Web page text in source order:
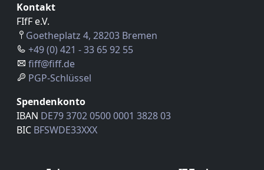
Kontakt
FIfF e.V.
Goetheplatz 4, 28203 Bremen
+49 (0) 421 - 33 65 92 55
fiff@fiff.de
PGP-Schlüssel
Spendenkonto
IBAN DE79 3702 0500 0001 3828 03
BIC BFSWDE33XXX